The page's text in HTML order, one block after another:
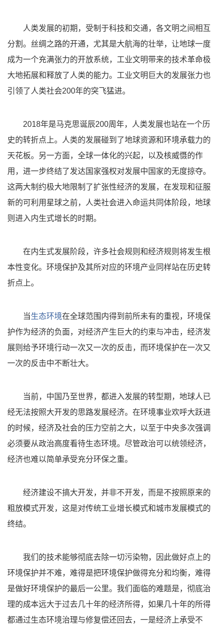
人类发展的初期，受制于科技和交通，各文明之间相互
分割。丝绸之路的开通，尤其是大航海的壮举，让地球一度
成为一个充满张力的开放系统，工业文明带来的技术革命极
大地拓展和释放了人类的能力。工业文明巨大的发展张力也
引领了人类社会200年的突飞猛进。
2018年是马克思诞辰200周年，人类发展也站在一个历
史的转折点上。人类的发展碰到了地球资源和环境承载力的
天花板。另一方面，全球一体化的兴起，以及核威慑的作
用，进一步终结了发达国家强权对发展中国家的无度掠夺。
这两大制约极大地限制了扩张性经济的发展，在发现和征服
新的可利用星球之前，人类社会进入命运共同体阶段，地球
则进入内生式增长的时期。
在内生式发展阶段，许多社会规则和经济规则将发生根
本性变化。环境保护及其所对应的环境产业同样站在历史转
折点上。
当生态环境在全球范围内得到前所未有的重视，环境保
护作为经济的负面，对经济产生巨大的约束与冲击，经济发
展则给予环境行动一次又一次的反击，而环境保护在一次又
一次的反击中不断壮大。
当前，中国乃至世界，都进入发展的转型期，地球人已
经无法按照大开发的思路发展经济。在环境事业欢呼大跃进
的时候，经济及社会的压力空前之大，以至于中央多次强调
必须要从政治高度看待生态环境。尽管政治可以统领经济，
经济也难以简单承受充分环保之重。
经济建设不搞大开发，并非不开发，而是不按照原来的
粗放模式开发，这是对传统工业增长模式和城市发展模式的
终结。
我们的技术能够彻底去除一切污染物，因此做好点上的
环境保护并不难，难得是把环境保护做得充分和均衡，难得
是做好环境保护的最后一公里。我们面临的难题是，彻底治
理的成本远大于过去几十年的经济所得，如果几十年的所得
都通过生态环境治理与修复偿还回去，一是经济上承受不